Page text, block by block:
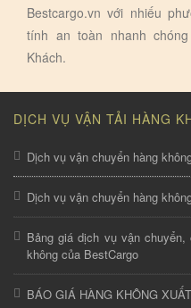
Bestcargo.vn với nhiếu
tính an toàn nhanh
Khách.
DỊCH VỤ VẬN TẢI HÀNG
Dịch vụ vận chuyển hàng
Dịch vụ vận chuyển hàng
Bảng giá dịch vụ vận chuyển,
không của BestCargo
BÁO GIÁ HÀNG KHÔNG